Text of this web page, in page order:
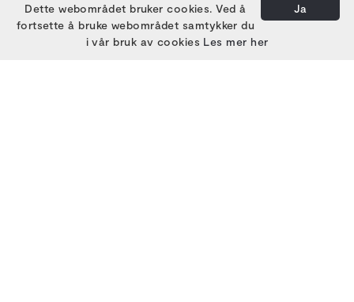
Ja
Dette webområdet bruker cookies. Ved å
fortsette å bruke webområdet samtykker du
i vår bruk av cookies Les mer her